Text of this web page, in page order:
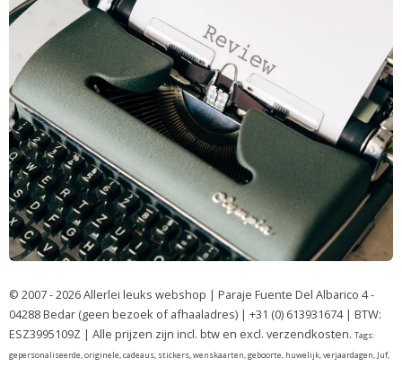
© 2007 - 2026 Allerlei leuks webshop | Paraje Fuente Del Albarico 4 -
04288 Bedar (geen bezoek of afhaaladres) | +31 (0) 613931674 | BTW:
ESZ3995109Z | Alle prijzen zijn incl. btw en excl. verzendkosten. Tags:
gepersonaliseerde, originele, cadeaus, stickers, wenskaarten, geboorte, huwelijk, verjaardagen, Juf,